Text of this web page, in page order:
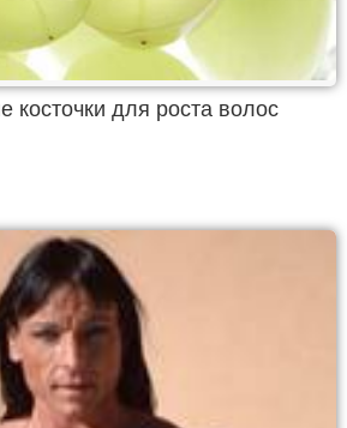
косточки для роста волос